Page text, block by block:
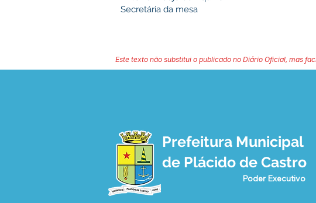
Secretária da mesa
Este texto não substitui o publicado no Diário Oficial, mas
Prefeitura Municipal
de Plácido de Castro
Poder Executivo